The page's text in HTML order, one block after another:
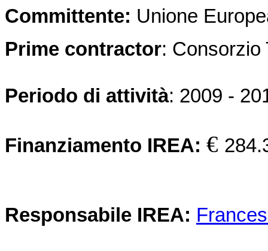
Committente: Unione
Prime contractor: Consorzio
Periodo di attività: 2009 -
Finanziamento IREA: €
Responsabile IREA: